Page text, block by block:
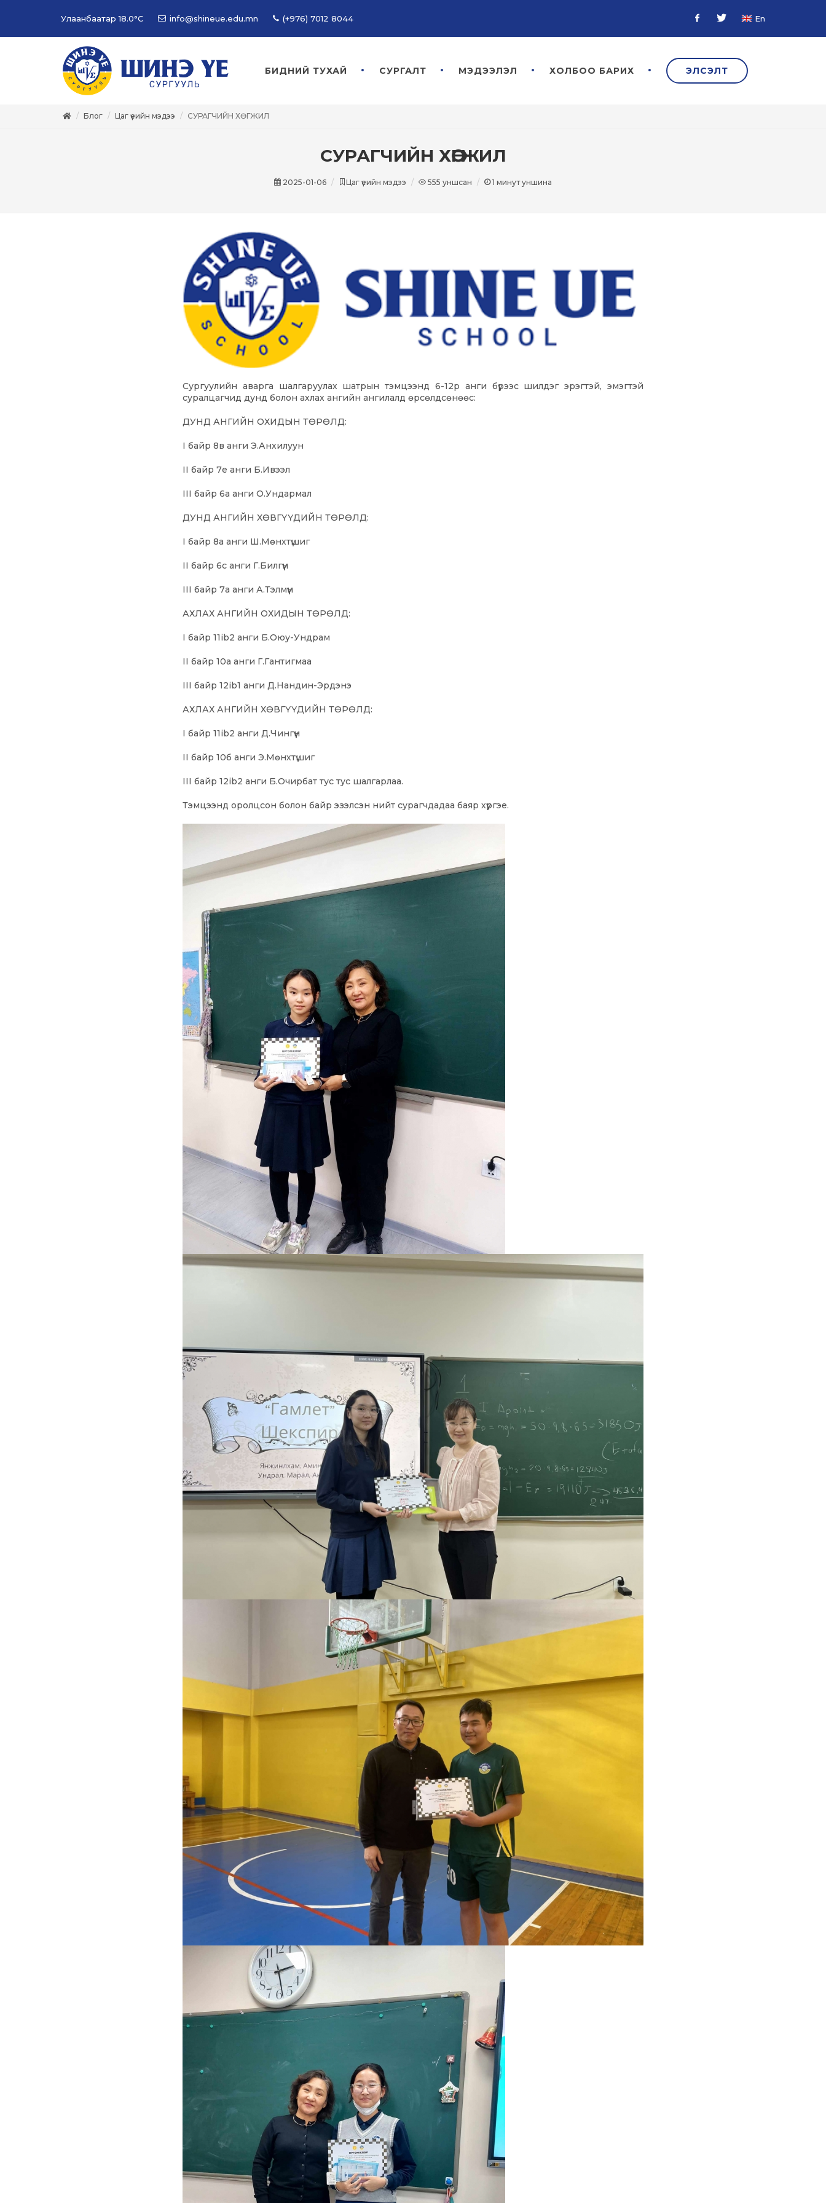
Улаанбаатар18.0°C info@shineue.edu.mn (+976) 7012 8044 En
БИДНИЙ ТУХАЙ СУРГАЛТ МЭДЭЭЛЭЛ ХОЛБОО БАРИХ ЭЛСЭЛТ
Блог Цаг үеийн мэдээ СУРАГЧИЙН ХӨГЖИЛ
СУРАГЧИЙН ХӨГЖИЛ
2025-01-06 Цаг үеийн мэдээ 555 уншсан 1 минут уншина
Сургуулийн аварга шалгаруулах шатрын тэмцээнд 6-12р анги бүрээс шилдэг эрэгтэй, эмэгтэй
суралцагчид дунд болон ахлах ангийн ангилалд өрсөлдсөнөөс:
ДУНД АНГИЙН ОХИДЫН ТӨРӨЛД:
I байр 8в анги Э.Анхилуун
II байр 7е анги Б.Ивээл
III байр 6а анги О.Ундармал
ДУНД АНГИЙН ХӨВГҮҮДИЙН ТӨРӨЛД:
I байр 8а анги Ш.Мөнхтүшиг
II байр 6с анги Г.Билгүүн
III байр 7а анги А.Тэлмүүн
АХЛАХ АНГИЙН ОХИДЫН ТӨРӨЛД:
I байр 11ib2 анги Б.Оюу-Ундрам
II байр 10а анги Г.Гантигмаа
III байр 12ib1 анги Д.Нандин-Эрдэнэ
АХЛАХ АНГИЙН ХӨВГҮҮДИЙН ТӨРӨЛД:
I байр 11ib2 анги Д.Чингүүн
II байр 10б анги Э.Мөнхтүшиг
III байр 12ib2 анги Б.Очирбат тус тус шалгарлаа.
Тэмцээнд оролцсон болон байр эзэлсэн нийт сурагчдадаа баяр хүргэе.